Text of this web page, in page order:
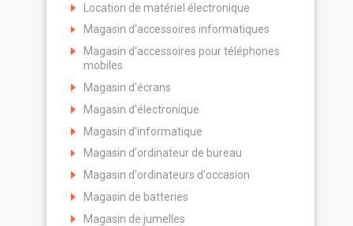
Location de matériel électronique
Magasin d'accessoires informatiques
Magasin d'accessoires pour téléphones
mobiles
Magasin d'écrans
Magasin d'électronique
Magasin d'informatique
Magasin d'ordinateur de bureau
Magasin d'ordinateurs d'occasion
Magasin de batteries
Magasin de jumelles